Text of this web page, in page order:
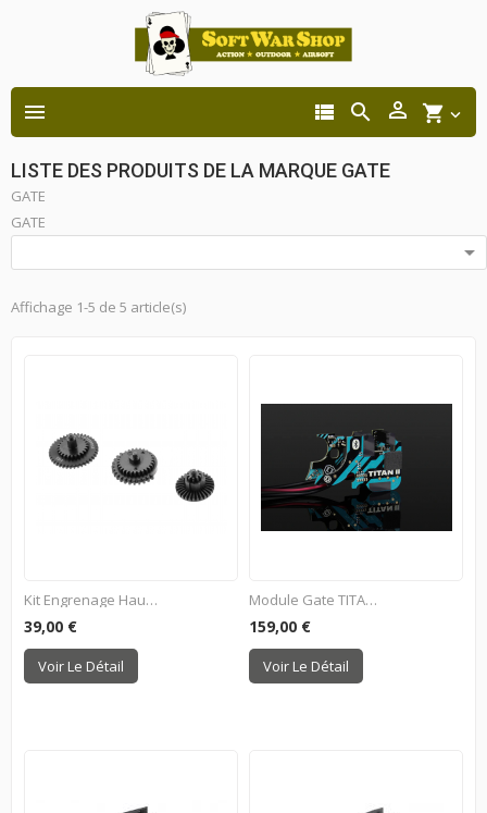
 shopping_cart 



LISTE DES PRODUITS DE LA MARQUE GATE
GATE
GATE

Affichage 1-5 de 5 article(s)
Kit Engrenage Haute...
39,00 €
Voir Le Détail
Module Gate TITAN II BT...
159,00 €
Voir Le Détail